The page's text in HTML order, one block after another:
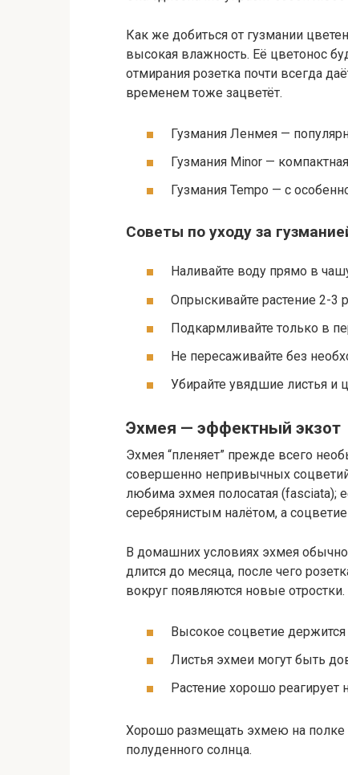
Как же добиться от гузмании
высокая влажность. Её цветонос
отмирания розетка почти всегда
временем тоже зацветёт.
Гузмания Ленмея —
Гузмания Minor —
Гузмания Tempo — с
Советы по уходу за
Наливайте воду прямо в
Опрыскивайте растение 2-3
Подкармливайте только в
Не пересаживайте без
Убирайте увядшие листья и
Эхмея — эффектный экзот
Эхмея “пленяет” прежде всего
совершенно непривычных
любима эхмея полосатая (fasciata);
серебрянистым налётом, а
В домашних условиях эхмея обычно
длится до месяца, после чего
вокруг появляются новые отростки.
Высокое соцветие
Листья эхмеи могут быть
Растение хорошо
Хорошо размещать эхмею на полке
полуденного солнца.